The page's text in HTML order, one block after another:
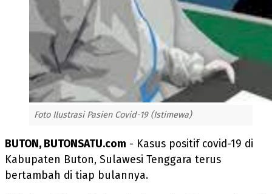
Foto Ilustrasi Pasien Covid-19 (Istimewa)
BUTON, BUTONSATU.com - Kasus positif covid-19 di
Kabupaten Buton, Sulawesi Tenggara terus
bertambah di tiap bulannya.